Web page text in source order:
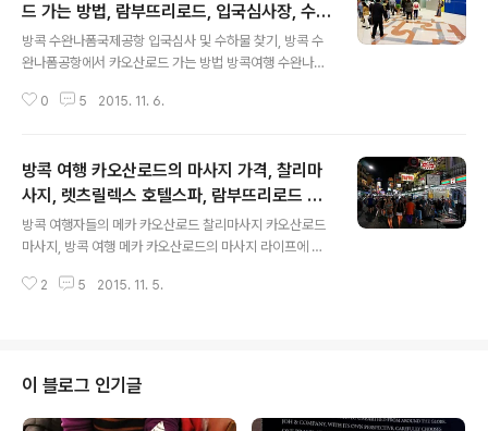
활성화로 해외 여행자들의 가이드북에 대한 의존도가 점점
감소하는 추세로 이제는 사양 산업에 진입하고 있는, 종이
책 여행 가이드북의 대명사 론리 플래닛. 가이드북을 전업
으로 하는 여행작가 아는 이의 말에 따르면, 스마트폰 시대
가 되면서 가이드북 판매량이 훅훅 줄어들고 있어서 이제
드 가는 방법, 람부뜨리로드, 입국심사장, 수하
물
방콕 수완나폼국제공항 입국심사 및 수하물 찾기, 방콕 수
완나폼공항에서 카오산로드 가는 방법 방콕여행 수완나폼
산로드 람부뜨리로드 가기 인천공항을 떠나 경유지 베트남
항 Suvarnabhumi Airport / BKK 수완나폼이라고 쓰는
사람도 있고 수완나품이라고 쓰는 사람도 있는데, 철자에
는 u이지만 수완나폼이 공식 발음인가 봅니다. Immigrati
on · Baggage Claim 250m 정도의 통로를 지나면 입
국심사 구역이 나오고 입국심사를 마치면 수하물 수령 구
역이 나옵니다. 200m가 넘는 통로를 짧게 만들어주는 무
0 5 2015. 11. 6.
방콕 여행 카오산로드의 마사지 가격, 찰리마
사지, 렛츠릴렉스 호텔스파, 람부뜨리로드 배
낭여행
방콕 여행자들의 메카 카오산로드 찰리마사지 카오산로드
마사지, 방콕 여행 메카 카오산로드의 마사지 라이프에 관
시설 / 호텔스파급 렛츠릴렉스 가격 방콕 여행 카오산로드
지 Ban Thai Masaje는 마사지 샵과 타이 마사지 교육도
하는 곳. 몇 천 ~ 몇 만 바트의 수업료에 일정기간 코스로
타이 마사지를 가르쳐 줍니다. * 반타이 마사지 가격 타이
2 5 2015. 11. 5.
이 블로그 인기글